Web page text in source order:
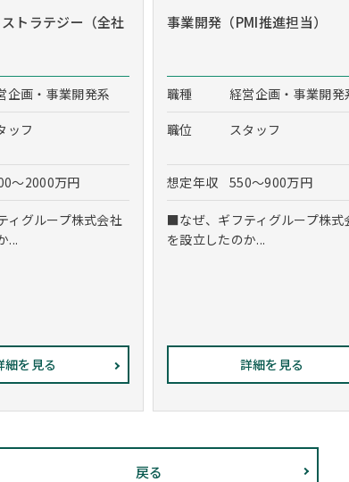
トラテジー（全社
企画・事業開発系
ッフ
～2000万円
ィグループ株式会社
...
細を見る
事業開発（PMI推進担当）
職種
経営企画・事業開発
職位
スタッフ
想定年収 550～900万円
■なぜ、ギフティグループ株式
を設立したのか...
詳細を見る
戻る